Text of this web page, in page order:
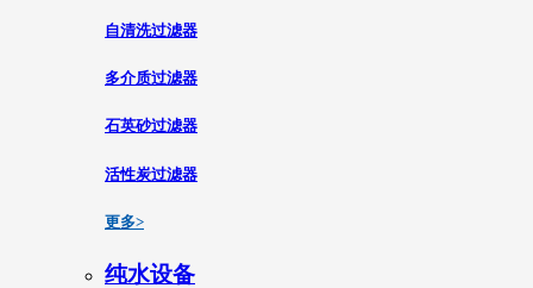
自清洗过滤器
多介质过滤器
石英砂过滤器
活性炭过滤器
更多>
纯水设备